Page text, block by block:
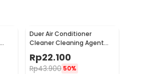
Duer Air Conditioner
Cleaner Cleaning Agent
500ml - QUY1640
Rp22.100
Rp43.900 50%